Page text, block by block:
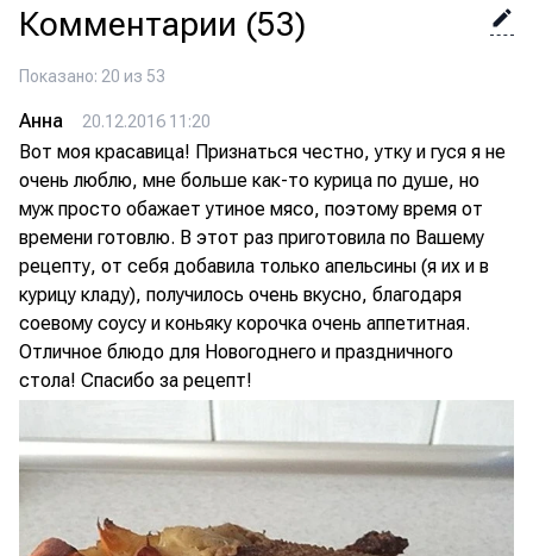
Комментарии (53)
Показано: 20 из 53
Анна 20.12.2016 11:20
Вот моя красавица! Признаться честно, утку и гуся я не
очень люблю, мне больше как-то курица по душе, но
муж просто обажает утиное мясо, поэтому время от
времени готовлю. В этот раз приготовила по Вашему
рецепту, от себя добавила только апельсины (я их и в
курицу кладу), получилось очень вкусно, благодаря
соевому соусу и коньяку корочка очень аппетитная.
Отличное блюдо для Новогоднего и праздничного
стола! Спасибо за рецепт!